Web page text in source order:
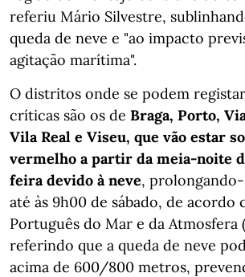
referiu Mário Silvestre,
queda de neve e "ao impacto
agitação marítima".
O distritos onde se podem
críticas são os de Braga, Porto,
Vila Real e Viseu, que vão estar
vermelho a partir da meia-noite
feira devido à neve,
até às 9h00 de sábado, de
Português do Mar e da Atmosfera
referindo que a queda de neve
acima de 600/800 metros,